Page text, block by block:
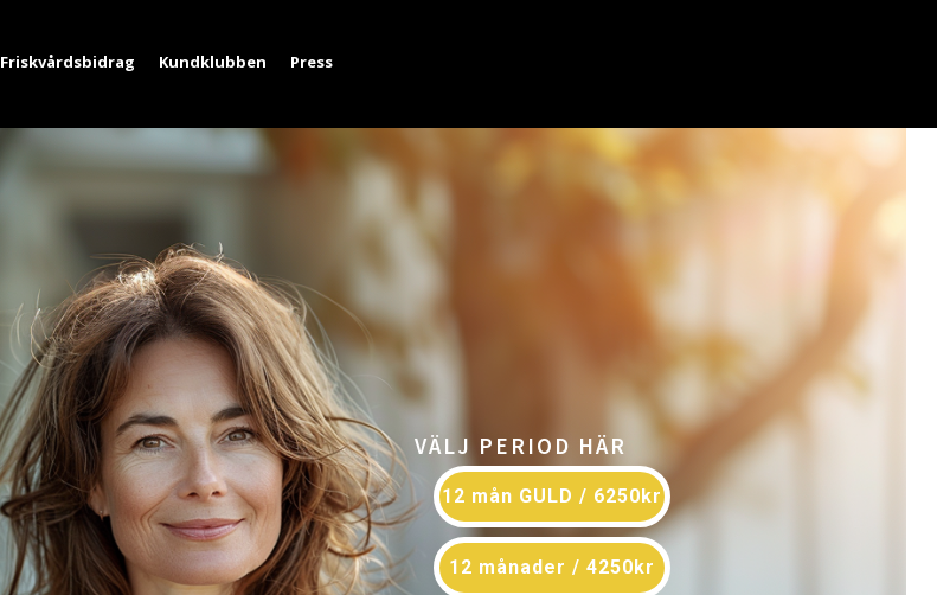
Friskvårdsbidrag Kundklubben Press
VÄLJ PERIOD HÄR
12 mån GULD / 6250kr
12 månader / 4250kr